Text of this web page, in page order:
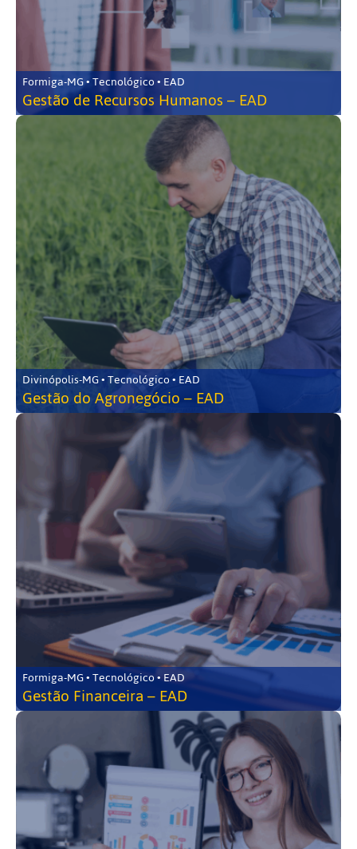
Formiga-MG • Tecnológico • EAD
Gestão de Recursos Humanos – EAD
Divinópolis-MG • Tecnológico • EAD
Gestão do Agronegócio – EAD
Formiga-MG • Tecnológico • EAD
Gestão Financeira – EAD